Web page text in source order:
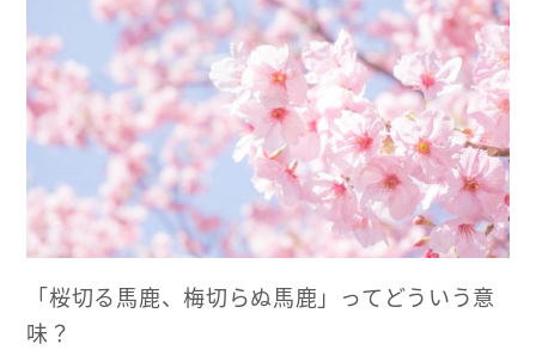
「桜切る馬鹿、梅切らぬ馬鹿」ってどういう意
味？